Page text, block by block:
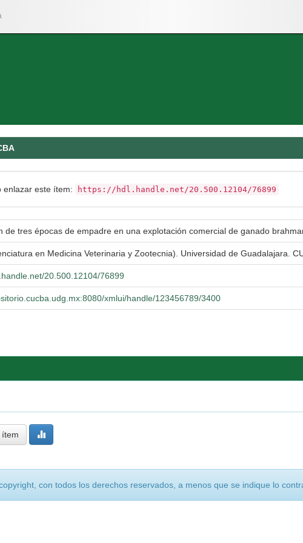
enlazar este ítem: https://hdl.handle.net/20.500.12104/76899
de tres épocas de empadre en una explotación comercial de ganado
en Medicina Veterinaria y Zootecnia). Universidad de Guadalajara.
20.500.12104/76899
xmlui/handle/123456789/3400
ítem
con todos los derechos reservados, a menos que se indique lo